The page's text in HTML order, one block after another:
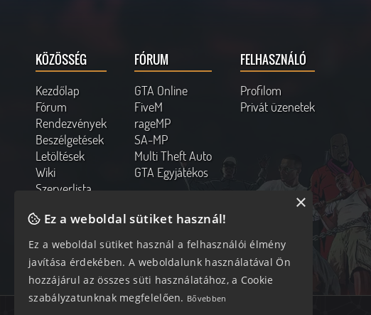
KÖZÖSSÉG
Kezdőlap
Fórum
Rendezvények
Beszélgetések
Letöltések
Wiki
Szerverlista
FÓRUM
GTA Online
FiveM
rageMP
SA-MP
Multi Theft Auto
GTA Egyjátékos
FELHASZNÁLÓ
Profilom
Privát üzenetek
Online felhasználók
229 vendég, 0 tag
Ez a weboldal sütiket használ!
Ez a weboldal sütiket használ a felhasználói élmény
javítása érdekében. A weboldalunk használatával Ön
hozzájárul az összes süti használatához, a Cookie
szabályzatunknak megfelelően. Bővebben
×